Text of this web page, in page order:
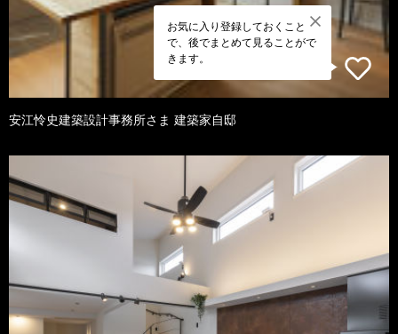
お気に入り登録しておくこと
で、後でまとめて見ることがで
きます。
安江怜史建築設計事務所さま 建築家自邸